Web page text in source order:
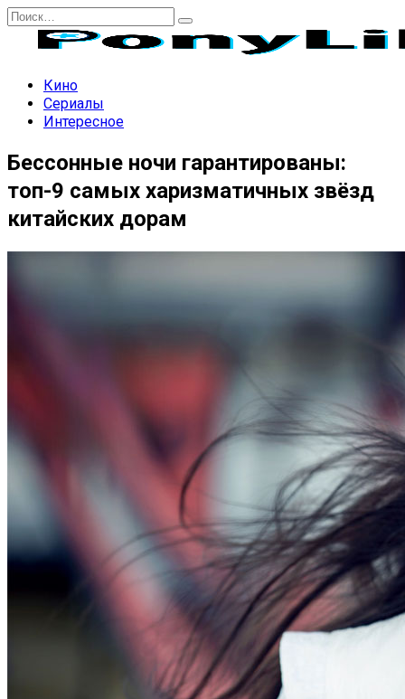
Перейти
содержанию
Search
Кино
Сериалы
Интересное
Бессонные ночи гарантированы:
топ-9 самых харизматичных звёзд
китайских дорам